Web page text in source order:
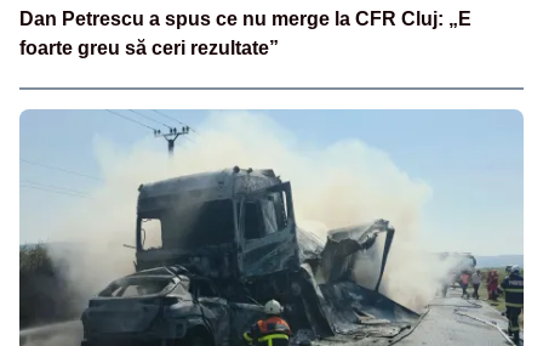
Dan Petrescu a spus ce nu merge la CFR Cluj: „E
foarte greu să ceri rezultate”